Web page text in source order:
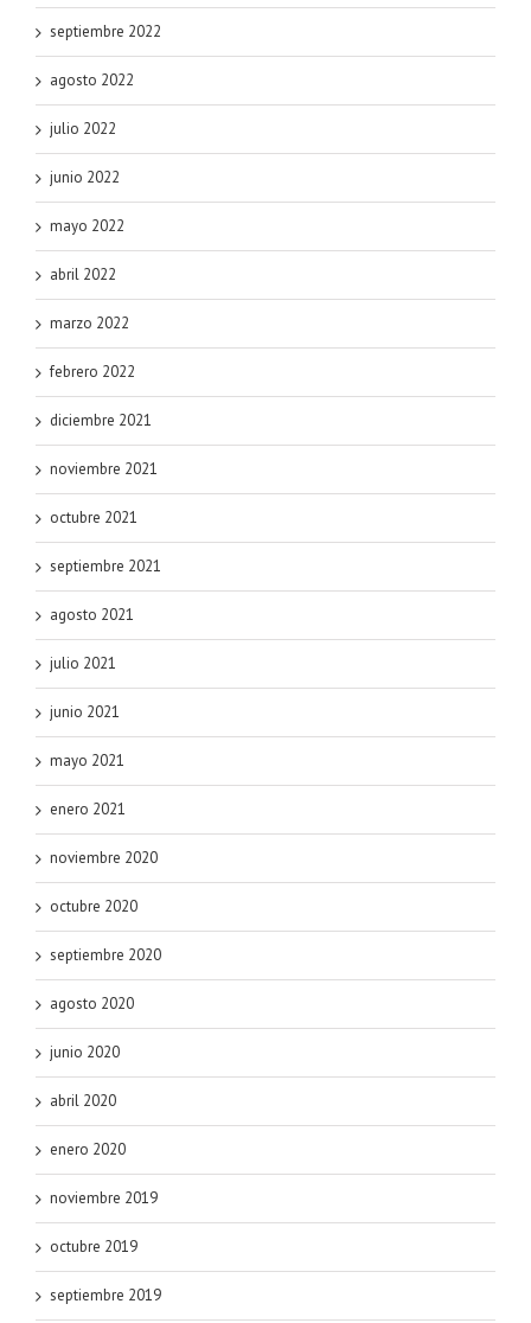
septiembre 2022
agosto 2022
julio 2022
junio 2022
mayo 2022
abril 2022
marzo 2022
febrero 2022
diciembre 2021
noviembre 2021
octubre 2021
septiembre 2021
agosto 2021
julio 2021
junio 2021
mayo 2021
enero 2021
noviembre 2020
octubre 2020
septiembre 2020
agosto 2020
junio 2020
abril 2020
enero 2020
noviembre 2019
octubre 2019
septiembre 2019